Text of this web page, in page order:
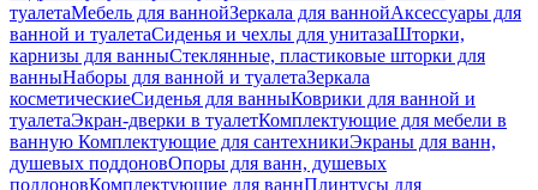
туалетаМебель для ваннойЗеркала для ваннойАксессуары для
ванной и туалетаСиденья и чехлы для унитазаШторки,
карнизы для ванныСтеклянные, пластиковые шторки для
ванныНаборы для ванной и туалетаЗеркала
косметическиеСиденья для ванныКоврики для ванной и
туалетаЭкран-дверки в туалетКомплектующие для мебели в
ванную Комплектующие для сантехникиЭкраны для ванн,
душевых поддоновОпоры для ванн, душевых
поддоновКомплектующие для ваннПлинтусы для